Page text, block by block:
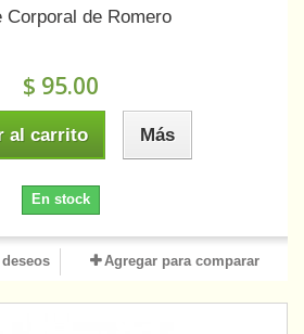
Corporal de Romero
$ 95.00
al carrito Más
En stock
Agregar para comparar